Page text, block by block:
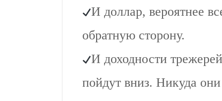
И доллар, вероятнее
обратную сторону.
И доходности
пойдут вниз. Никуда